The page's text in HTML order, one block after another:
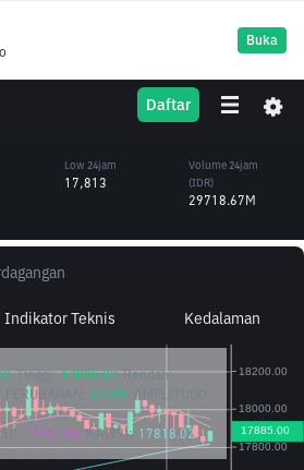
Buka
Daftar
Low 24jam
17,813
Volume 24jam
(USDT)
Volume 24jam
(IDR)
29718.67M
Indikator Teknis Kedalaman
Tinggi: 17885.00 Rendah:
PERUBAHAN: 0.28% AMPLITUDO:
17951.80 MA(99): 17818.02